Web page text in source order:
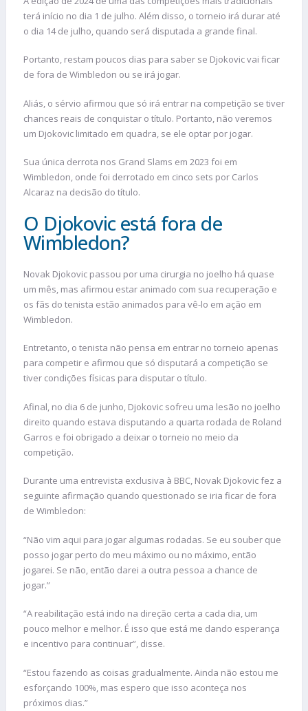
terá início no dia 1 de julho. Além disso, o torneio irá durar até
o dia 14 de julho, quando será disputada a grande final.
Portanto, restam poucos dias para saber se Djokovic vai ficar
de fora de Wimbledon ou se irá jogar.
Aliás, o sérvio afirmou que só irá entrar na competição se tiver
chances reais de conquistar o título. Portanto, não veremos
um Djokovic limitado em quadra, se ele optar por jogar.
Sua única derrota nos Grand Slams em 2023 foi em
Wimbledon, onde foi derrotado em cinco sets por Carlos
Alcaraz na decisão do título.
O Djokovic está fora de
Wimbledon?
Novak Djokovic passou por uma cirurgia no joelho há quase
um mês, mas afirmou estar animado com sua recuperação e
os fãs do tenista estão animados para vê-lo em ação em
Wimbledon.
Entretanto, o tenista não pensa em entrar no torneio apenas
para competir e afirmou que só disputará a competição se
tiver condições físicas para disputar o título.
Afinal, no dia 6 de junho, Djokovic sofreu uma lesão no joelho
direito quando estava disputando a quarta rodada de Roland
Garros e foi obrigado a deixar o torneio no meio da
competição.
Durante uma entrevista exclusiva à BBC, Novak Djokovic fez a
seguinte afirmação quando questionado se iria ficar de fora
de Wimbledon:
“Não vim aqui para jogar algumas rodadas. Se eu souber que
posso jogar perto do meu máximo ou no máximo, então
jogarei. Se não, então darei a outra pessoa a chance de
jogar.”
“A reabilitação está indo na direção certa a cada dia, um
pouco melhor e melhor. É isso que está me dando esperança
e incentivo para continuar”, disse.
“Estou fazendo as coisas gradualmente. Ainda não estou me
esforçando 100%, mas espero que isso aconteça nos
próximos dias.”